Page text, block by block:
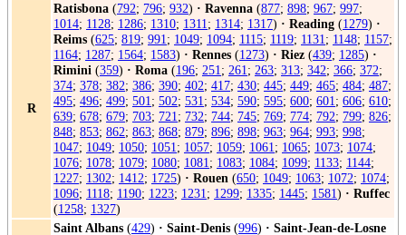
R
Ratisbona (792; 796; 932) · Ravenna (877; 898; 967; 997;
1014; 1128; 1286; 1310; 1311; 1314; 1317) · Reading (1279) ·
Reims (625; 819; 991; 1049; 1094; 1115; 1119; 1131; 1148; 1157;
1164; 1287; 1564; 1583) · Rennes (1273) · Riez (439; 1285) ·
Rimini (359) · Roma (196; 251; 261; 263; 313; 342; 366; 372;
374; 378; 382; 386; 390; 402; 417; 430; 445; 449; 465; 484; 487;
495; 496; 499; 501; 502; 531; 534; 590; 595; 600; 601; 606; 610;
639; 678; 679; 703; 721; 732; 744; 745; 769; 774; 792; 799; 826;
848; 853; 862; 863; 868; 879; 896; 898; 963; 964; 993; 998;
1047; 1049; 1050; 1051; 1057; 1059; 1061; 1065; 1073; 1074;
1076; 1078; 1079; 1080; 1081; 1083; 1084; 1099; 1133; 1144;
1227; 1302; 1412; 1725) · Rouen (650; 1049; 1063; 1072; 1074;
1096; 1118; 1190; 1223; 1231; 1299; 1335; 1445; 1581) · Ruffec
(1258; 1327)
Saint Albans (429) · Saint-Denis (996) · Saint-Jean-de-Losne